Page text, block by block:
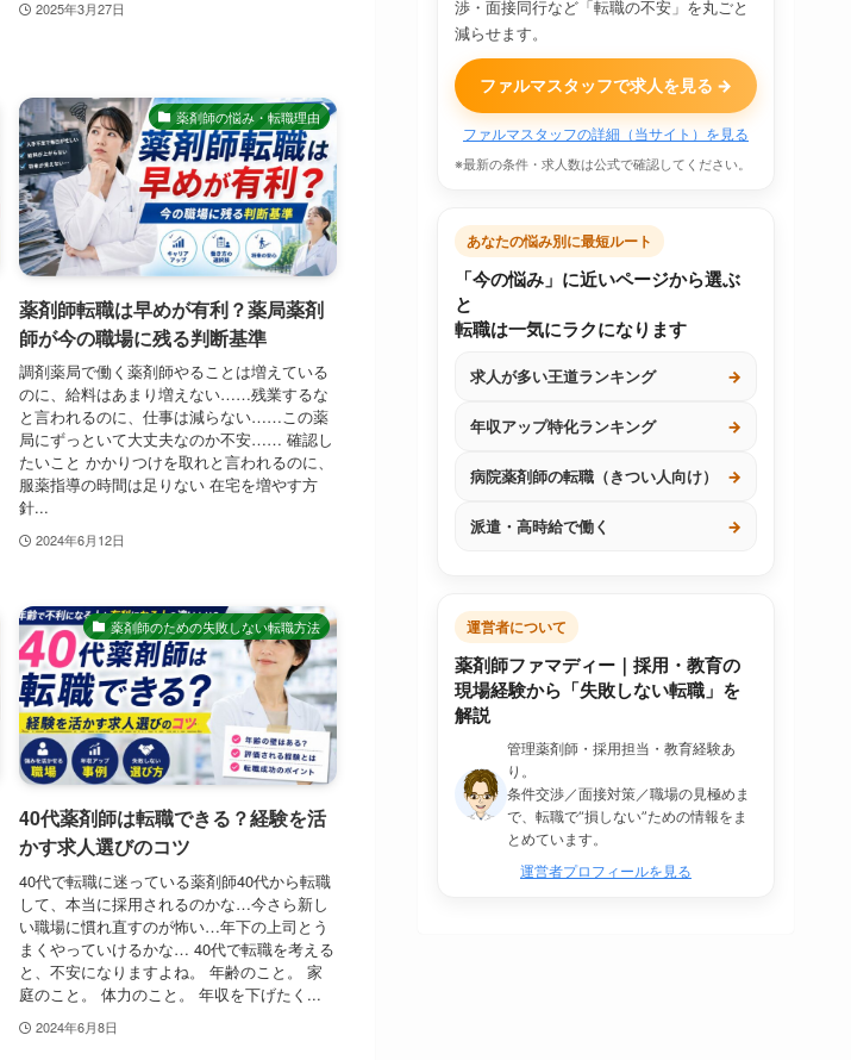
2025年3月27日
薬剤師の悩み・転職理由
薬剤師転職は早めが有利？薬局薬剤
師が今の職場に残る判断基準
調剤薬局で働く薬剤師やることは増えている
のに、給料はあまり増えない……残業するな
と言われるのに、仕事は減らない……この薬
局にずっといて大丈夫なのか不安…… 確認し
たいこと かかりつけを取れと言われるのに、
服薬指導の時間は足りない 在宅を増やす方
針...
2024年6月12日
薬剤師のための失敗しない転職方法
40代薬剤師は転職できる？経験を活
かす求人選びのコツ
40代で転職に迷っている薬剤師40代から転職
して、本当に採用されるのかな…今さら新し
い職場に慣れ直すのが怖い…年下の上司とう
まくやっていけるかな… 40代で転職を考える
と、不安になりますよね。 年齢のこと。 家
庭のこと。 体力のこと。 年収を下げたく...
2024年6月8日
渉・面接同行など「転職の不安」を丸ごと
減らせます。
ファルマスタッフで求人を見る →
ファルマスタッフの詳細（当サイト）を見る
※最新の条件・求人数は公式で確認してください。
あなたの悩み別に最短ルート
「今の悩み」に近いページから選ぶ
と
転職は一気にラクになります
求人が多い王道ランキング →
年収アップ特化ランキング →
病院薬剤師の転職（きつい人向け） →
派遣・高時給で働く →
運営者について
薬剤師ファマディー｜採用・教育の
現場経験から「失敗しない転職」を
解説
管理薬剤師・採用担当・教育経験あ
り。
条件交渉／面接対策／職場の見極めま
で、転職で“損しない”ための情報をま
とめています。
運営者プロフィールを見る